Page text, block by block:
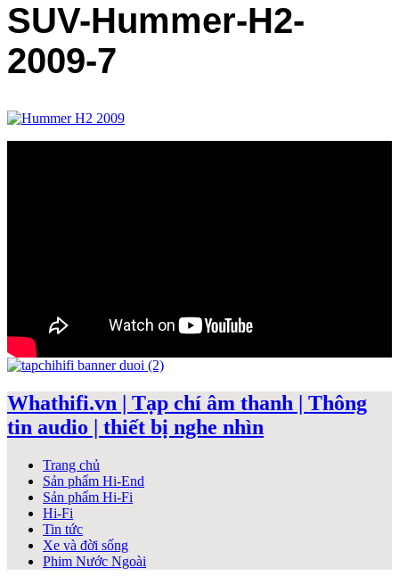
SUV-Hummer-H2-
2009-7
Whathifi.vn | Tạp chí âm thanh | Thông
tin audio | thiết bị nghe nhìn
Trang chủ
Sản phẩm Hi-End
Sản phẩm Hi-Fi
Hi-Fi
Tin tức
Xe và đời sống
Phim Nước Ngoài